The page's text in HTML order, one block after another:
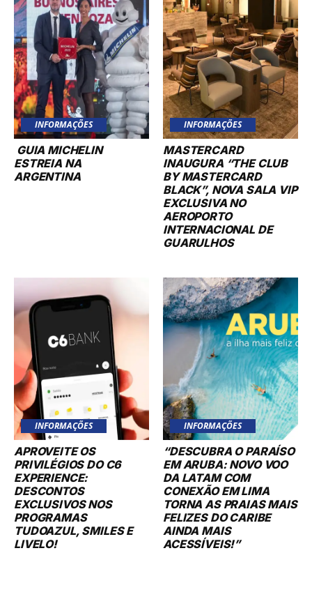
INFORMAÇÕES
GUIA MICHELIN
ESTREIA NA
ARGENTINA
INFORMAÇÕES
MASTERCARD
INAUGURA “THE CLUB
BY MASTERCARD
BLACK”, NOVA SALA VIP
EXCLUSIVA NO
AEROPORTO
INTERNACIONAL DE
GUARULHOS
INFORMAÇÕES
APROVEITE OS
PRIVILÉGIOS DO C6
EXPERIENCE:
DESCONTOS
EXCLUSIVOS NOS
PROGRAMAS
TUDOAZUL, SMILES E
LIVELO!
INFORMAÇÕES
“DESCUBRA O PARAÍSO
EM ARUBA: NOVO VOO
DA LATAM COM
CONEXÃO EM LIMA
TORNA AS PRAIAS MAIS
FELIZES DO CARIBE
AINDA MAIS
ACESSÍVEIS!”